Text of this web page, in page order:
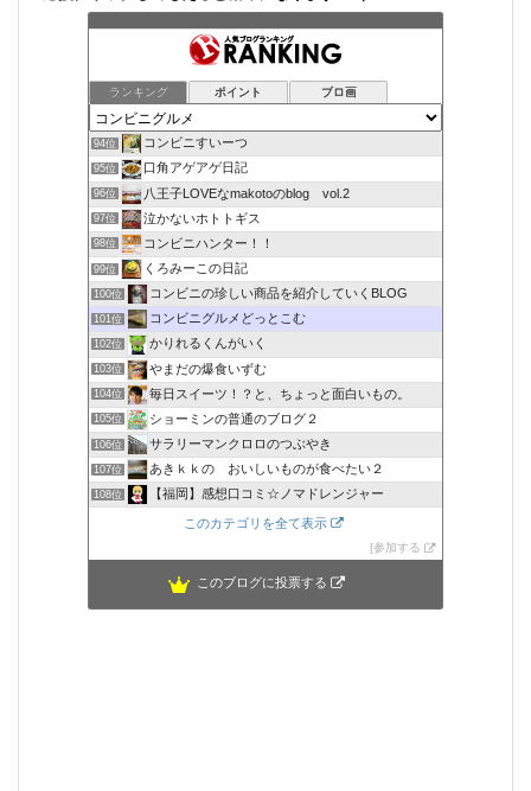
ランキング ポイント ブロ画
94位 コンビニすいーつ
95位 口角アゲアゲ日記
96位 八王子LOVEなmakotoのblog vol.2
97位 泣かないホトトギス
98位 コンビニハンター！！
99位 くろみーこの日記
100位 コンビニの珍しい商品を紹介していくBLOG
101位 コンビニグルメどっとこむ
102位 かりれるくんがいく
103位 やまだの爆食いずむ
104位 毎日スイーツ！？と、ちょっと面白いもの。
105位 ショーミンの普通のブログ２
106位 サラリーマンクロロのつぶやき
107位 あきｋｋの おいしいものが食べたい２
108位 【福岡】感想口コミ☆ノマドレンジャー
このカテゴリを全て表示
参加する
このブログに投票する